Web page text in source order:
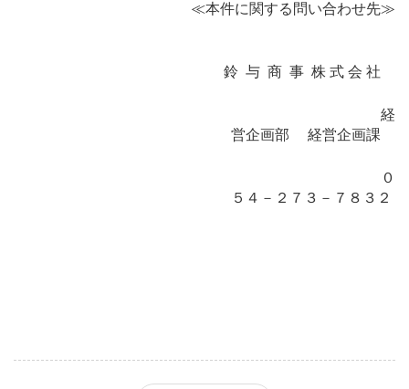
≪本件に関する問い合わせ先≫
鈴 与 商 事 株 式 会 社
経
営企画部 経営企画課
０
５４－２７３－７８３２